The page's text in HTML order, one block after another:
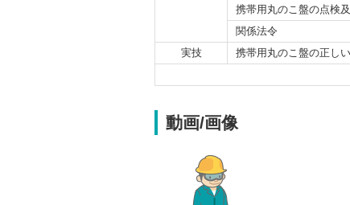
携帯用丸のこ盤の点検
関係法令
実技
携帯用丸のこ盤の正し
動画/画像